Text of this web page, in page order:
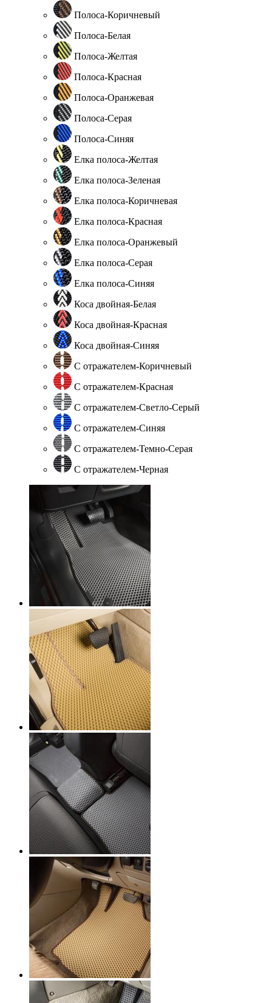
Полоса-Коричневый
Полоса-Белая
Полоса-Желтая
Полоса-Красная
Полоса-Оранжевая
Полоса-Серая
Полоса-Синяя
Елка полоса-Желтая
Елка полоса-Зеленая
Елка полоса-Коричневая
Елка полоса-Красная
Елка полоса-Оранжевый
Елка полоса-Серая
Елка полоса-Синяя
Коса двойная-Белая
Коса двойная-Красная
Коса двойная-Синяя
С отражателем-Коричневый
С отражателем-Красная
С отражателем-Светло-Серый
С отражателем-Синяя
С отражателем-Темно-Серая
С отражателем-Черная